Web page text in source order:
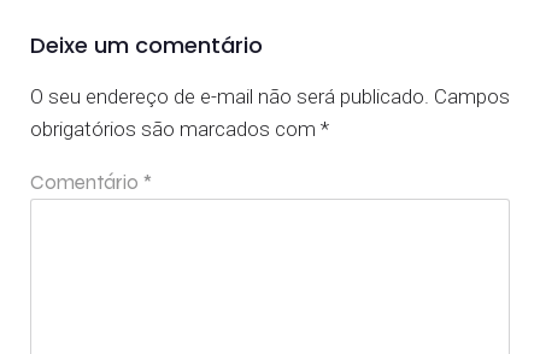
Deixe um comentário
O seu endereço de e-mail não será publicado. Campos
obrigatórios são marcados com *
Comentário *